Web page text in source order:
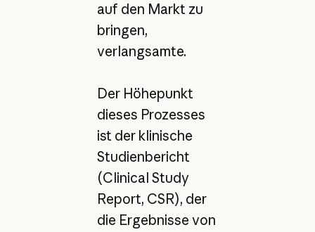
auf den Markt zu
bringen,
verlangsamte.
Der Höhepunkt
dieses Prozesses
ist der klinische
Studienbericht
(Clinical Study
Report, CSR), der
die Ergebnisse von